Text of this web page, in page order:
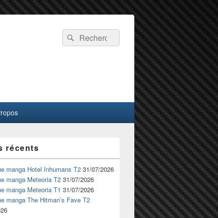
Recherche :
Rechercher
récents
manga Hotel Inhumans T2 31/07/2026
manga Meteoria T2 31/07/2026
manga Meteoria T1 31/07/2026
manga The Hitman’s Fave T2